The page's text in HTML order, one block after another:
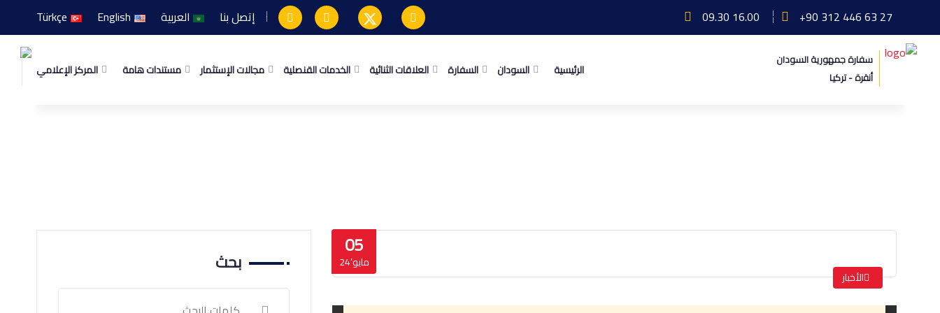
+90 312 446 63 27
09.30 16.00 إتصل بنا العربية English
Türkçe
سفارة جمهورية السودان
أنقرة - تركيا
الرئيسية السودان السفارة العلاقات الثنائية الخدمات القنصلية مجالات الإستثمار مستندات هامة المركز الإعلامي
05
مايو’24
الأخبار
بحث